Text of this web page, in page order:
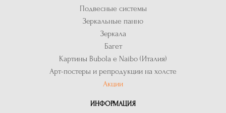
Подвесные системы
Зеркальные панно
Зеркала
Багет
Картины Bubola e Naibo (Италия)
Арт-постеры и репродукции на холсте
Акции
ИНФОРМАЦИЯ